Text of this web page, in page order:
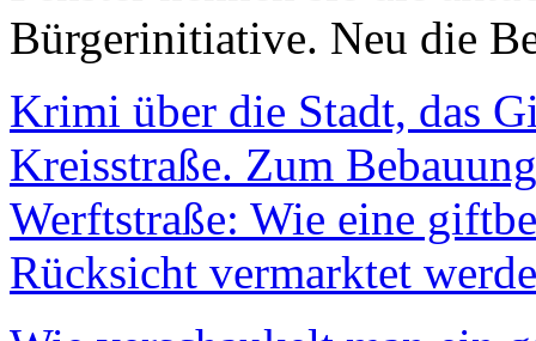
Bürgerinitiative. Neu die
Krimi über die Stadt, das
Kreisstraße. Zum
Werftstraße: Wie eine
Rücksicht vermarktet